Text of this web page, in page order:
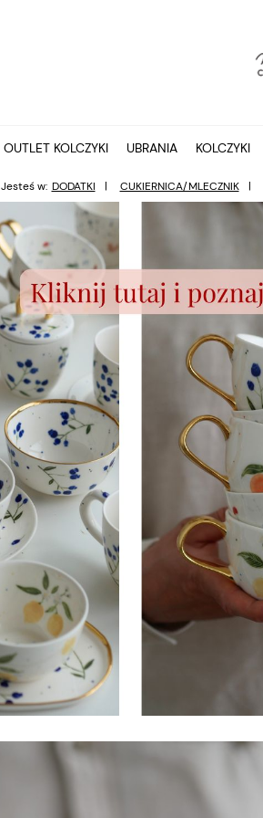
OUTLET KOLCZYKI UBRANIA KOLCZYKI
Jesteś w: DODATKI CUKIERNICA/MLECZNIK